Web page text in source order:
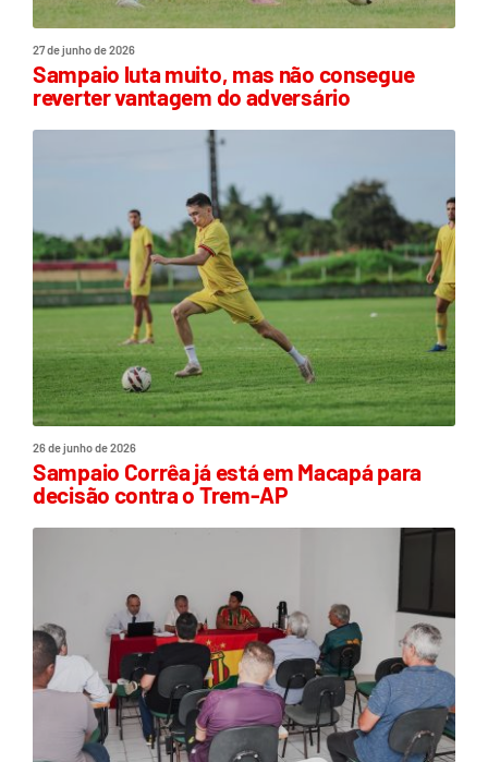
27 de junho de 2026
Sampaio luta muito, mas não consegue
reverter vantagem do adversário
26 de junho de 2026
Sampaio Corrêa já está em Macapá para
decisão contra o Trem-AP